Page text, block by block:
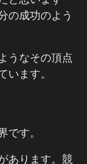
の成功のよう
うなその頂点
ます。
です。
あります。競